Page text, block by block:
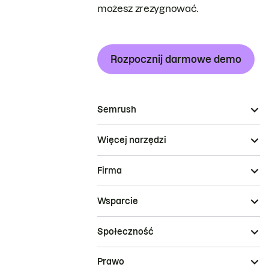
możesz zrezygnować.
Rozpocznij darmowe demo
Semrush
Więcej narzędzi
Firma
Wsparcie
Społeczność
Prawo